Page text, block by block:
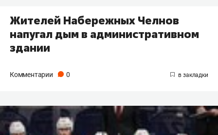
Жителей Набережных Челнов
напугал дым в административном
здании
Комментарии 0